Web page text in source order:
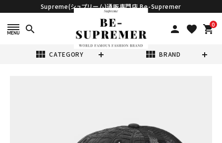
Supreme(シュプリーム)通販専門店 Be-Supremer
search person favorite 0
shopping_cart
view_module CATEGORY view_module BRAND